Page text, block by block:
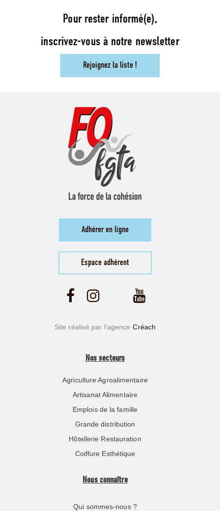
Pour rester informé(e),
inscrivez-vous à notre newsletter
Rejoignez la liste !
Adhérer en ligne
Espace adhérent
Site réalisé par l’agence Créach
Nos secteurs
Agriculture Agroalimentaire
Artisanat Alimentaire
Emplois de la famille
Grande distribution
Hôtellerie Restauration
Coiffure Esthétique
Nous connaître
Qui sommes-nous ?